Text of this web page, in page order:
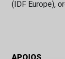
(IDF Europe),
APOIOS